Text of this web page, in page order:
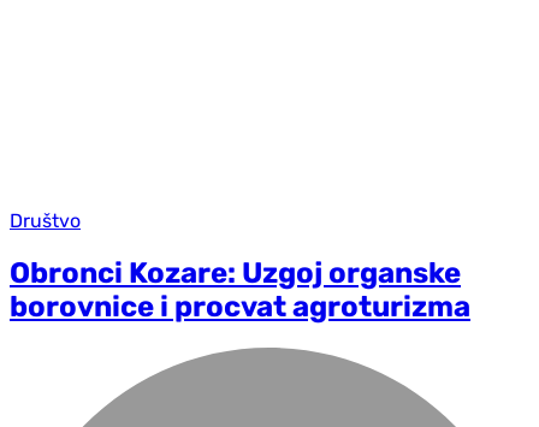
Društvo
Obronci Kozare: Uzgoj organske
borovnice i procvat agroturizma